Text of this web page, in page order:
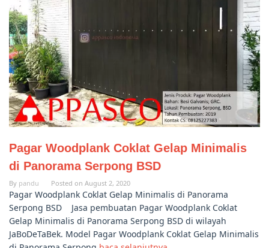
Pagar Woodplank Coklat Gelap Minimalis
di Panorama Serpong BSD
By pandu Posted on August 2, 2020
Pagar Woodplank Coklat Gelap Minimalis di Panorama
Serpong BSD Jasa pembuatan Pagar Woodplank Coklat
Gelap Minimalis di Panorama Serpong BSD di wilayah
JaBoDeTaBek. Model Pagar Woodplank Coklat Gelap Minimalis